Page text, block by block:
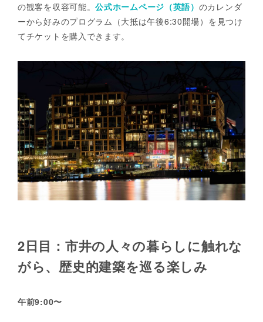
の観客を収容可能。公式ホームページ（英語） のカレンダ
ーから好みのプログラム（大抵は午後6:30開場）を見つけ
てチケットを購入できます。
2日目：市井の人々の暮らしに触れな
がら、歴史的建築を巡る楽しみ
午前9:00〜